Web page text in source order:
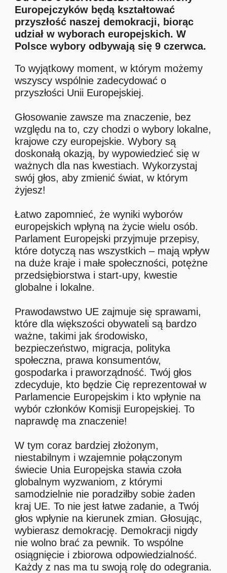
Europejczyków będą kształtować
przyszłość naszej demokracji, biorąc
udział w wyborach europejskich. W
Polsce wybory odbywają się 9 czerwca.
To wyjątkowy moment, w którym możemy
wszyscy wspólnie zadecydować o
przyszłości Unii Europejskiej.
Głosowanie zawsze ma znaczenie, bez
względu na to, czy chodzi o wybory lokalne,
krajowe czy europejskie. Wybory są
doskonałą okazją, by wypowiedzieć się w
ważnych dla nas kwestiach. Wykorzystaj
swój głos, aby zmienić świat, w którym
żyjesz!
Łatwo zapomnieć, że wyniki wyborów
europejskich wpłyną na życie wielu osób.
Parlament Europejski przyjmuje przepisy,
które dotyczą nas wszystkich – mają wpływ
na duże kraje i małe społeczności, potężne
przedsiębiorstwa i start-upy, kwestie
globalne i lokalne.
Prawodawstwo UE zajmuje się sprawami,
które dla większości obywateli są bardzo
ważne, takimi jak środowisko,
bezpieczeństwo, migracja, polityka
społeczna, prawa konsumentów,
gospodarka i praworządność. Twój głos
zdecyduje, kto będzie Cię reprezentował w
Parlamencie Europejskim i kto wpłynie na
wybór członków Komisji Europejskiej. To
naprawdę ma znaczenie!
W tym coraz bardziej złożonym,
niestabilnym i wzajemnie połączonym
świecie Unia Europejska stawia czoła
globalnym wyzwaniom, z którymi
samodzielnie nie poradziłby sobie żaden
kraj UE. To nie jest łatwe zadanie, a Twój
głos wpłynie na kierunek zmian. Głosując,
wybierasz demokrację. Demokracji nigdy
nie wolno brać za pewnik. To wspólne
osiągnięcie i zbiorowa odpowiedzialność.
Każdy z nas ma tu swoją rolę do odegrania.